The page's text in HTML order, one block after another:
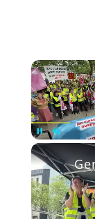
Pause